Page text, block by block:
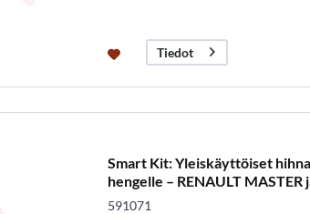
Tiedot
Smart Kit: Yleiskäyttöiset
hengelle – RENAULT MASTER
591071